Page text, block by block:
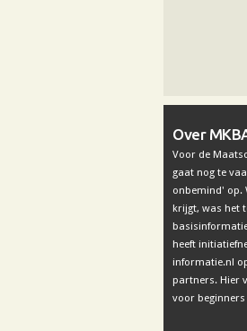
Over
Voor de
gaat nog te
onbemind' op.
krijgt, was het
heeft
informatie.nl
partners. Hier
voor